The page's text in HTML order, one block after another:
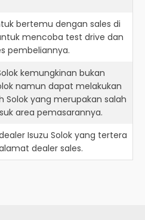
bertemu dengan sales di
mencoba test drive dan
pembeliannya.
kemungkinan bukan
namun dapat melakukan
Solok yang merupakan salah
area pemasarannya.
Isuzu Solok yang tertera
dealer sales.